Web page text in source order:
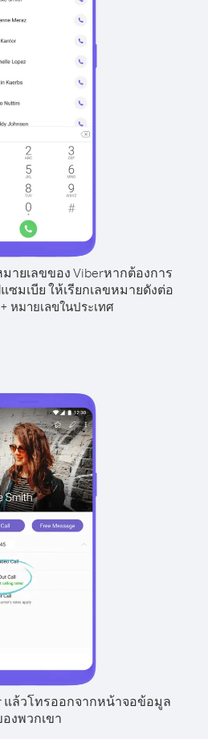
ายเลขของ Viberหากต้องการ
มเบีย ให้เรียกเลขหมายดังต่อ
หมายเลขในประเทศ
แล้วโทรออกจากหน้าจอข้อมูล
งพวกเขา